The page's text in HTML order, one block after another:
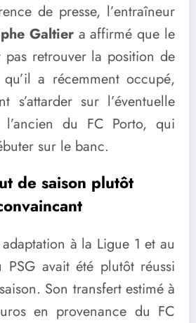
de presse, l’entraîneur
Galtiera affirmé que le
pas retrouver la position de
qu’il a récemment occupé,
s’attarder sur l’éventuelle
l’ancien du FC Porto, qui
sur le banc.
de saison plutôt
à la Ligue 1 et au
avait été plutôt réussi
Son transfert estimé à
en provenance du FC